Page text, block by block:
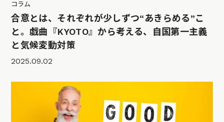
コラム
合意とは、それぞれが少しずつ“あきらめる”こ
と。戯曲『KYOTO』から考える、自国第一主義
と気候変動対策
2025.09.02